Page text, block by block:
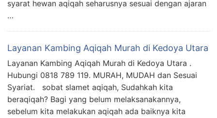
syarat hewan aqiqah seharusnya sesuai dengan ajaran
…
Layanan Kambing Aqiqah Murah di Kedoya Utara
Layanan Kambing Aqiqah Murah di Kedoya Utara .
Hubungi 0818 789 119. MURAH, MUDAH dan Sesuai
Syariat. sobat slamet aqiqah, Sudahkah kita
beraqiqah? Bagi yang belum melaksanakannya,
sebelum kita melakukan aqiqah ada baiknya kita